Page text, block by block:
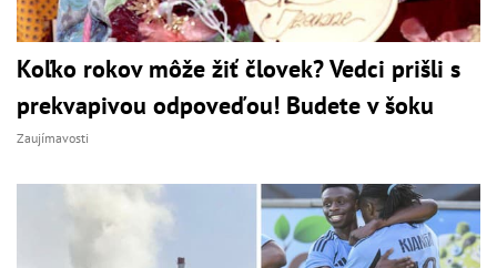
Koľko rokov môže žiť človek? Vedci prišli s
prekvapivou odpoveďou! Budete v šoku
Zaujímavosti